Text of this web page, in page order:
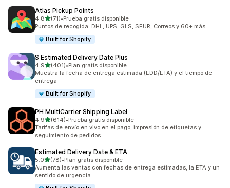
Atlas Pickup Points
4.8de 5 estrellas
(71)
71 reseñas en total
•Prueba gratis disponible
Puntos de recogida: DHL, UPS, GLS, SEUR, Correos y 60+ más
Built for Shopify
S Estimated Delivery Date Plus
4.9de 5 estrellas
(401)
401 reseñas en total
•Plan gratis disponible
Muestra la fecha de entrega estimada (EDD/ETA) y el tiempo de
entrega
Built for Shopify
PH MultiCarrier Shipping Label
4.9de 5 estrellas
(614)
614 reseñas en total
•Prueba gratis disponible
Tarifas de envío en vivo en el pago, impresión de etiquetas y
seguimiento de pedidos.
Estimated Delivery Date & ETA
5.0de 5 estrellas
(78)
78 reseñas en total
•Plan gratis disponible
Aumenta las ventas con fechas de entrega estimadas, la ETA y un
sentido de urgencia